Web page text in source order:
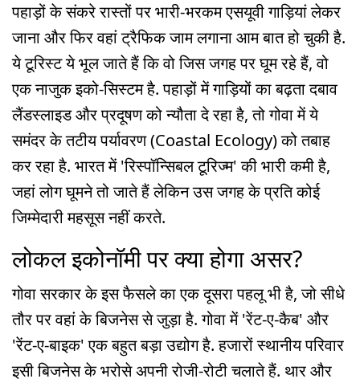
पहाड़ों के संकरे रास्तों पर भारी-भरकम एसयूवी गाड़ियां लेकर
जाना और फिर वहां ट्रैफिक जाम लगाना आम बात हो चुकी है.
ये टूरिस्ट ये भूल जाते हैं कि वो जिस जगह पर घूम रहे हैं, वो
एक नाजुक इको-सिस्टम है. पहाड़ों में गाड़ियों का बढ़ता दबाव
लैंडस्लाइड और प्रदूषण को न्यौता दे रहा है, तो गोवा में ये
समंदर के तटीय पर्यावरण (Coastal Ecology) को तबाह
कर रहा है. भारत में 'रिस्पॉन्सिबल टूरिज्म' की भारी कमी है,
जहां लोग घूमने तो जाते हैं लेकिन उस जगह के प्रति कोई
जिम्मेदारी महसूस नहीं करते.
लोकल इकोनॉमी पर क्या होगा असर?
गोवा सरकार के इस फैसले का एक दूसरा पहलू भी है, जो सीधे
तौर पर वहां के बिजनेस से जुड़ा है. गोवा में 'रेंट-ए-कैब' और
'रेंट-ए-बाइक' एक बहुत बड़ा उद्योग है. हजारों स्थानीय परिवार
इसी बिजनेस के भरोसे अपनी रोजी-रोटी चलाते हैं. थार और